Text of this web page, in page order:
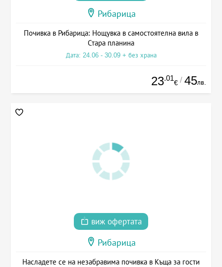
Рибарица
Почивка в Рибарица: Нощувка в самостоятелна вила в
Стара планина
Дата: 24.06 - 30.09 + без храна
23.01
€ / 45лв.
виж офертата
Рибарица
Насладете се на незабравима почивка в Къща за гости